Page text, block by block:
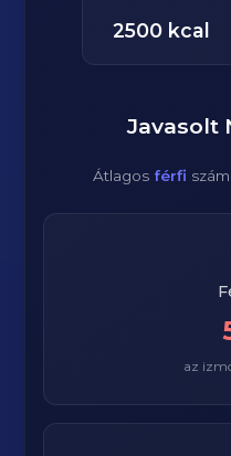
2500 kcal
Javasolt
Átlagos férfi
az